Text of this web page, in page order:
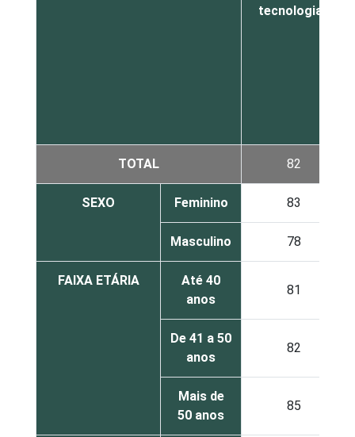
tecnologias
TOTAL 82
SEXO Feminino 83
Masculino 78
FAIXA ETÁRIA
Até 40
anos
81
De 41 a 50
anos
82
Mais de
50 anos
85